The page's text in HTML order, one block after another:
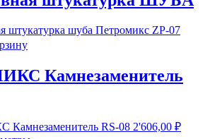
Камнезаменитель
2'606,00 ₽